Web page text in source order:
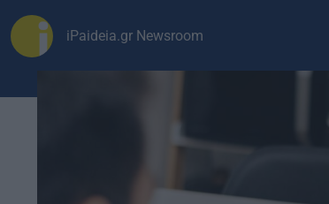
iPaideia.gr Newsroom